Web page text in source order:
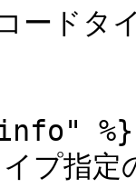
ードタ
%}
プ指